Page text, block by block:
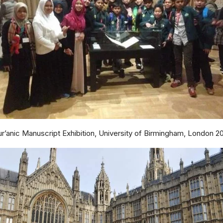
Manuscript Exhibition, University of Birmingham, London